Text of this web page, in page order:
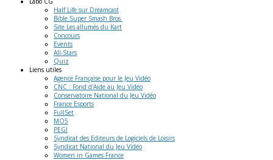
Half Life sur Dreamcast
Bible Super Smash Bros.
Site Les allumés du Kart
Concours
Events
All-Stars
Quiz
Liens utiles
Agence Française pour le Jeu Vidéo
CNC : Fond d'Aide au Jeu Vidéo
Conservatoire National du Jeu Vidéo
France Esports
FullSet
MO5
PEGI
Syndicat des Editeurs de Logiciels de Loisirs
Syndicat National du Jeu Vidéo
Women in Games France